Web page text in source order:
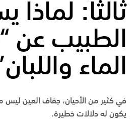
ثالثاً: لماذا
الطبيب عن
الماء
في كثير من الأحيان، جفاف العين ليس
يكون له دلالات خطيرة.